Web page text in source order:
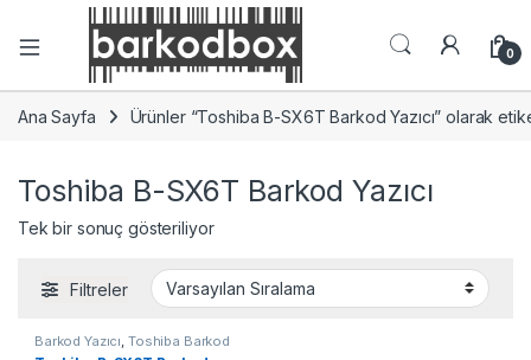
0
Ana Sayfa Ürünler “Toshiba B-SX6T Barkod Yazıcı” olarak
Toshiba B-SX6T Barkod Yazıcı
Tek bir sonuç gösteriliyor
Filtreler
Barkod Yazıcı Toshiba Barkod
Yazıcı